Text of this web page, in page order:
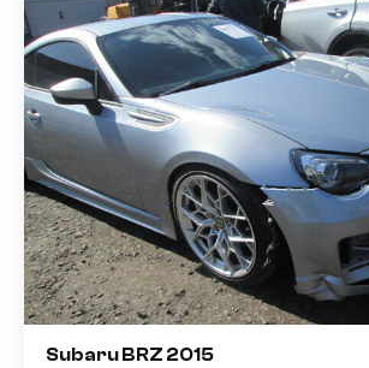
Subaru BRZ 2015